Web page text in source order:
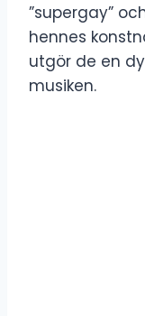
”supergay”
hennes
utgör de en
musiken.